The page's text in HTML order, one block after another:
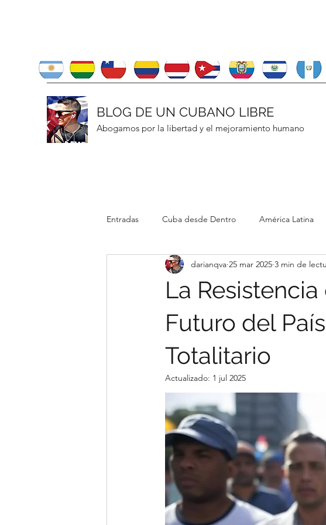
BLOG DE UN CUBANO LIBRE
Abogamos por la libertad y el mejoramiento humano
Entradas Cuba desde Dentro América Latina
La
Futuro del
Totalitario
darianqva 25 mar 2025 3 min de
Actualizado: 1 jul 2025